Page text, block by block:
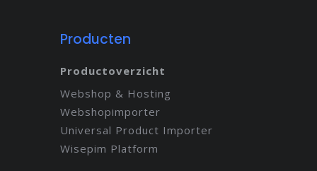
Producten
Productoverzicht
Webshop & Hosting
Webshopimporter
Universal Product Importer
Wisepim Platform